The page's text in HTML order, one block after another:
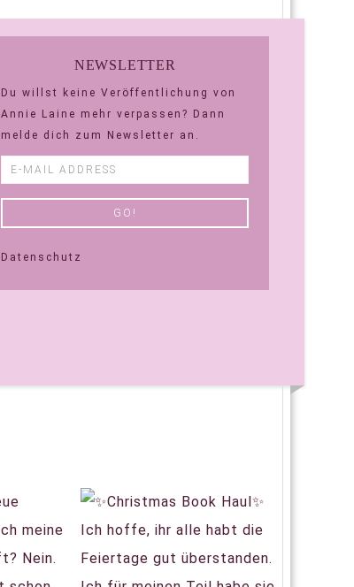
NEWSLETTER
Du willst keine Veröffentlichung von
Annie Laine mehr verpassen? Dann
melde dich zum Newsletter an.
Datenschutz